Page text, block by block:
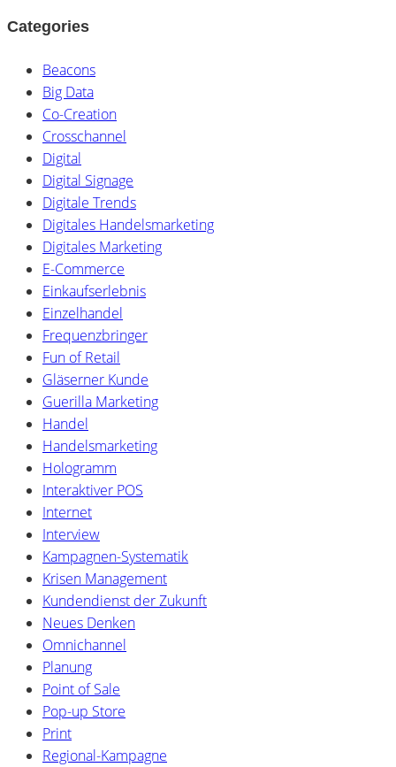
Categories
Beacons
Big Data
Co-Creation
Crosschannel
Digital
Digital Signage
Digitale Trends
Digitales Handelsmarketing
Digitales Marketing
E-Commerce
Einkaufserlebnis
Einzelhandel
Frequenzbringer
Fun of Retail
Gläserner Kunde
Guerilla Marketing
Handel
Handelsmarketing
Hologramm
Interaktiver POS
Internet
Interview
Kampagnen-Systematik
Krisen Management
Kundendienst der Zukunft
Neues Denken
Omnichannel
Planung
Point of Sale
Pop-up Store
Print
Regional-Kampagne